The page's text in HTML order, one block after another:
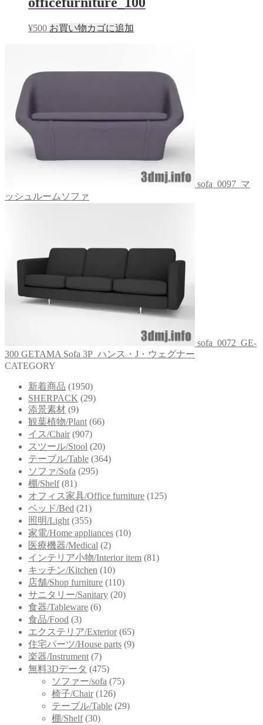
¥500 お買い物カゴに追加
sofa_0097_マ
ッシュルームソファ
sofa_0072_GE-
300 GETAMA Sofa 3P_ハンス・J・ウェグナー
CATEGORY
新着商品 (1950)
SHERPACK (29)
添景素材 (9)
観葉植物/Plant (66)
イス/Chair (907)
スツール/Stool (20)
テーブル/Table (364)
ソファ/Sofa (295)
棚/Shelf (81)
オフィス家具/Office furniture (125)
ベッド/Bed (21)
照明/Light (355)
家電/Home appliances (10)
医療機器/Medical (2)
インテリア小物/Interior item (81)
キッチン/Kitchen (10)
店舗/Shop furniture (110)
サニタリー/Sanitary (20)
食器/Tableware (6)
食品/Food (3)
エクステリア/Exterior (65)
住宅パーツ/House parts (9)
楽器/Instrument (7)
無料3Dデータ (475)
ソファー/sofa (75)
椅子/Chair (126)
テーブル/Table (29)
棚/Shelf (30)